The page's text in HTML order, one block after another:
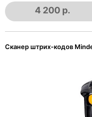
4 200 р.
Сканер штрих-кодов